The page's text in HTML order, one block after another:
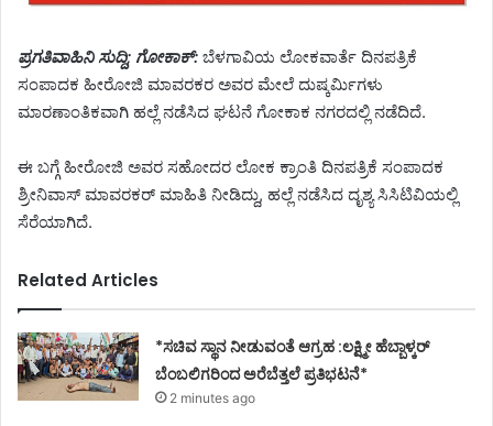
ಪ್ರಗತಿವಾಹಿನಿ ಸುದ್ದಿ; ಗೋಕಾಕ್: ಬೆಳಗಾವಿಯ ಲೋಕವಾರ್ತೆ ದಿನಪತ್ರಿಕೆ
ಸಂಪಾದಕ ಹೀರೋಜಿ ಮಾವರಕರ ಅವರ ಮೇಲೆ ದುಷ್ಕರ್ಮಿಗಳು
ಮಾರಣಾಂತಿಕವಾಗಿ ಹಲ್ಲೆ ನಡೆಸಿದ ಘಟನೆ ಗೋಕಾಕ ನಗರದಲ್ಲಿ ನಡೆದಿದೆ.
ಈ ಬಗ್ಗೆ ಹೀರೋಜಿ ಅವರ ಸಹೋದರ ಲೋಕ ಕ್ರಾಂತಿ ದಿನಪತ್ರಿಕೆ ಸಂಪಾದಕ
ಶ್ರೀನಿವಾಸ್ ಮಾವರಕರ್ ಮಾಹಿತಿ ನೀಡಿದ್ದು, ಹಲ್ಲೆ ನಡೆಸಿದ ದೃಶ್ಯ ಸಿಸಿಟಿವಿಯಲ್ಲಿ
ಸೆರೆಯಾಗಿದೆ.
Related Articles
*ಸಚಿವ ಸ್ಥಾನ ನೀಡುವಂತೆ ಆಗ್ರಹ :ಲಕ್ಷ್ಮೀ ಹೆಬ್ಬಾಳ್ಕರ್
ಬೆಂಬಲಿಗರಿಂದ ಅರೆಬೆತ್ತಲೆ ಪ್ರತಿಭಟನೆ*
2 minutes ago